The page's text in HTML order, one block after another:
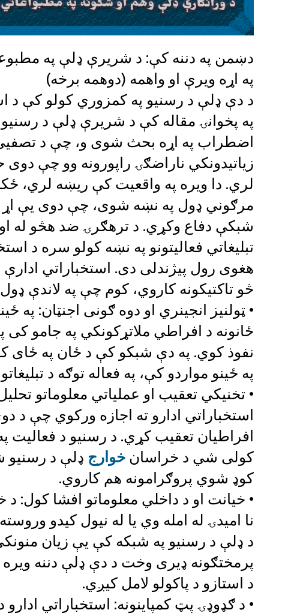
دښمن په دننه کې: د شریرې ډلې په
په اړه ویرې او واهمه (دوهمه برخه)
د دې ډلې د رسنیو په کمزوري کولو کې د
په پخوانۍ مقاله کې د شریرې ډلې د
اضطراب په اړه بحث شوی و، چې د
زیاتیدونکي ناراضګۍ راپورونه وو چې دوی
لري. دا ویره په واقعیت کې ریښه لري،
مرګوني ډول په نښه شوی، چې دوی یې
شبکې دفاع وکړي. د ترهګرۍ ضد هڅو له
تبلیغاتي فعالیتونو په نښه کولو سره د
هغوی رول پیژندلی دی. استخباراتي ادارې
څو تاکتیکونه کاروي، کوم چې په لاندې
• ټولنیز انجینري او دوه ګونی اجنټان: په
ځانونه د افراطي ملاتړکونکي په جامو
نفوذ کوي. په دې شبکو کې د ځان په ځای
په ځینو مواردو کې، په فعاله توګه د
• تخنیکي تعقیب او عملیاتي معلوماتو
استخباراتي ادارو ته اجازه ورکوي چې د
افراطیان تعقیب کړي. د رسنیو د فعالیت
کولی شي د خراسان خوارج ډلې د رسنیو
کوډ شوي پروګرامونه هم کاروي.
• خیانت او د داخلي معلوماتو افشا کول:
نا امیدۍ له امله وي یا له نیول کیدو
د ډلې د رسنیو په شبکه کې یې زیان
پرمختګونه ډیری وخت د دې ډلې دننه ویره
د استازو د پاکولو لامل کیږي.
• د ګډوډۍ پټ کمپاینونه: استخباراتي